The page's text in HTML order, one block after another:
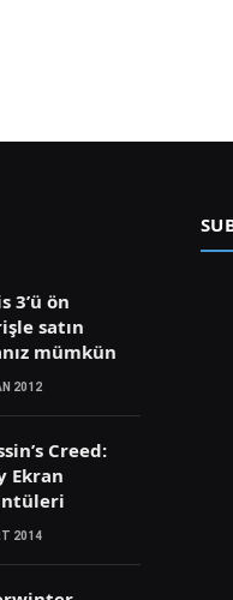
3’ü ön
satın
mümkün
2012
Creed:
Ekran
2014